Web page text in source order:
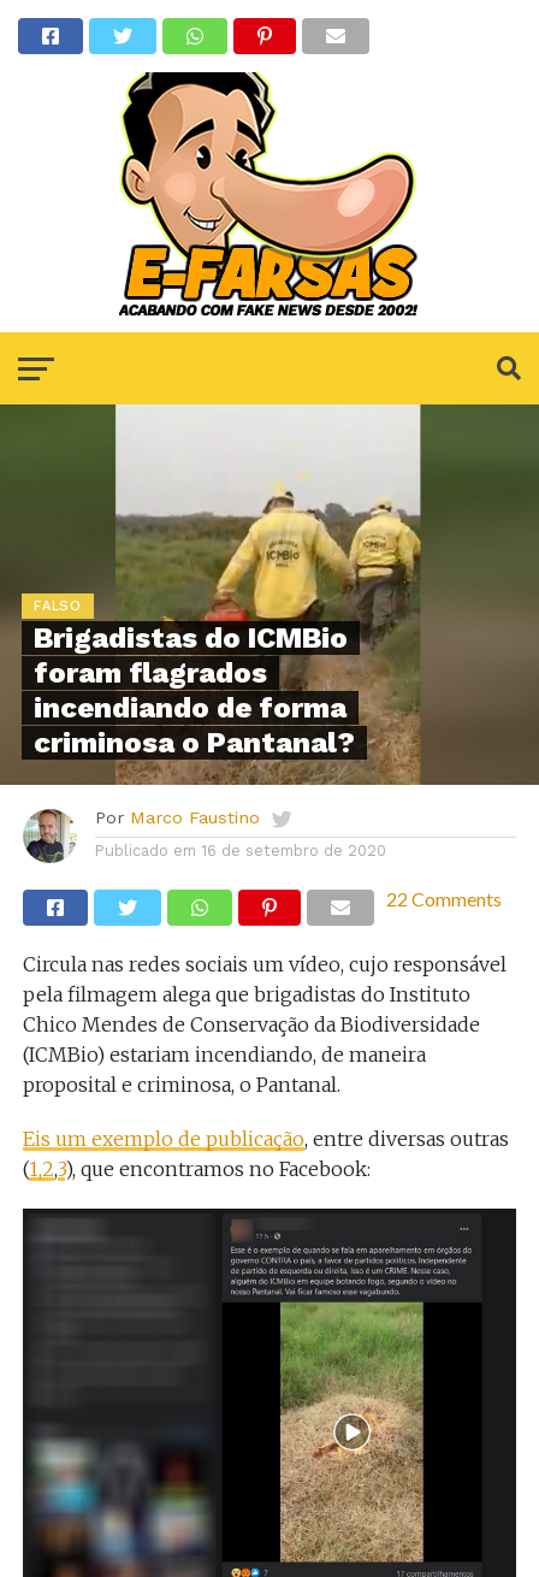
FALSO
Brigadistas do ICMBio
foram flagrados
incendiando de forma
criminosa o Pantanal?
Por Marco Faustino
Publicado em 16 de setembro de 2020
22 Comments
Circula nas redes sociais um vídeo, cujo responsável
pela filmagem alega que brigadistas do Instituto
Chico Mendes de Conservação da Biodiversidade
(ICMBio) estariam incendiando, de maneira
proposital e criminosa, o Pantanal.
Eis um exemplo de publicação, entre diversas outras
(1,2,3), que encontramos no Facebook: